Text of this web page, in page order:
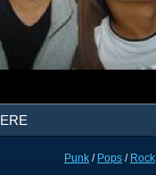
Punk / Pops / Rock